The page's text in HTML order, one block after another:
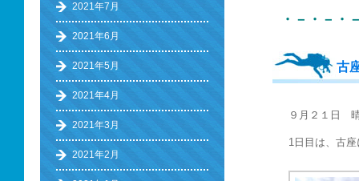
・－・－・
古
９月２１日
1日目は、古
2021年7月
2021年6月
2021年5月
2021年4月
2021年3月
2021年2月